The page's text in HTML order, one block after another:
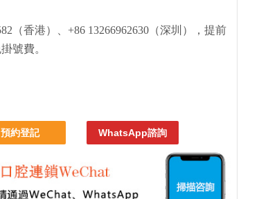
（香港）、+86 13266962630（深圳），提前
號費。
預約登記 WhatsApp諮詢